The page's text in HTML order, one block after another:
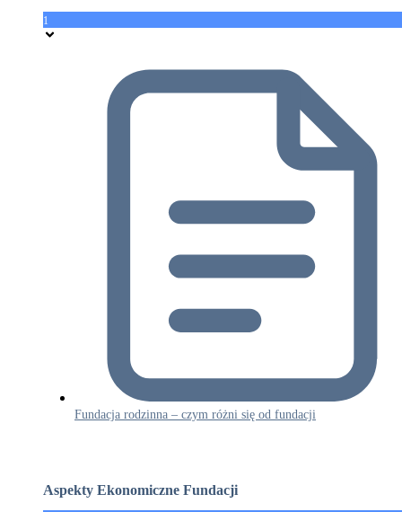
1
Fundacja rodzinna – czym różni się od fundacji
Aspekty Ekonomiczne Fundacji